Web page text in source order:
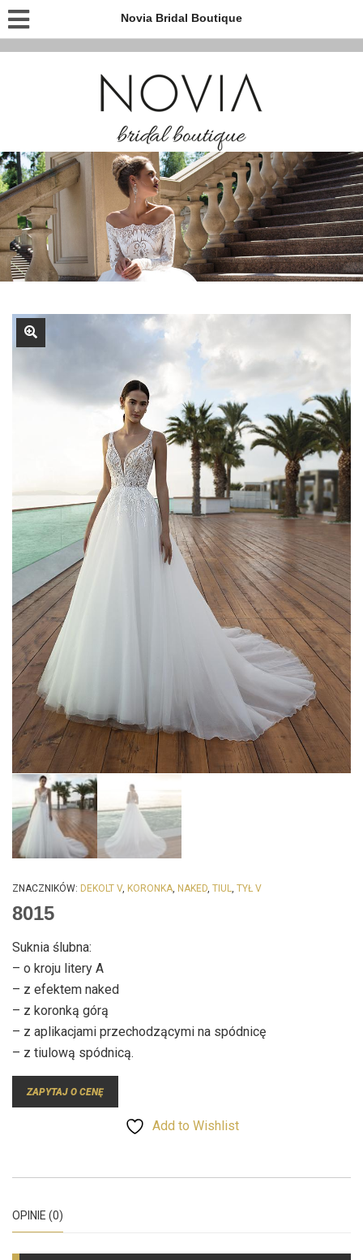
Novia Bridal Boutique
ZNACZNIKÓW: DEKOLT V, KORONKA, NAKED, TIUL, TYŁ V
8015
Suknia ślubna:
– o kroju litery A
– z efektem naked
– z koronką górą
– z aplikacjami przechodzącymi na spódnicę
– z tiulową spódnicą.
ZAPYTAJ O CENĘ
Add to Wishlist
OPINIE (0)